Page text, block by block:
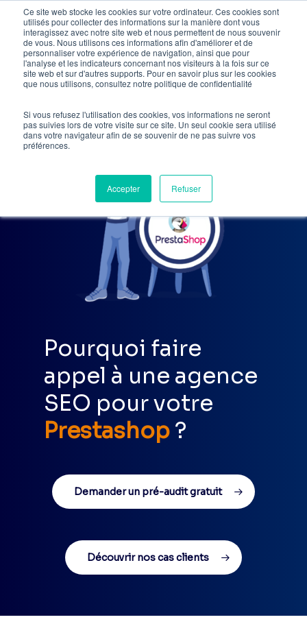
Ce site web stocke les cookies sur votre ordinateur. Ces cookies sont
utilisés pour collecter des informations sur la manière dont vous
interagissez avec notre site web et nous permettent de nous souvenir
de vous. Nous utilisons ces informations afin d'améliorer et de
personnaliser votre expérience de navigation, ainsi que pour
l'analyse et les indicateurs concernant nos visiteurs à la fois sur ce
site web et sur d'autres supports. Pour en savoir plus sur les cookies
que nous utilisons, consultez notre politique de confidentialité
Si vous refusez l'utilisation des cookies, vos informations ne seront
pas suivies lors de votre visite sur ce site. Un seul cookie sera utilisé
dans votre navigateur afin de se souvenir de ne pas suivre vos
préférences.
Accepter Refuser
main
content
Pourquoi faire
appel à une agence
SEO pour votre
Prestashop ?
Demander un pré-audit gratuit
Découvrir nos cas clients